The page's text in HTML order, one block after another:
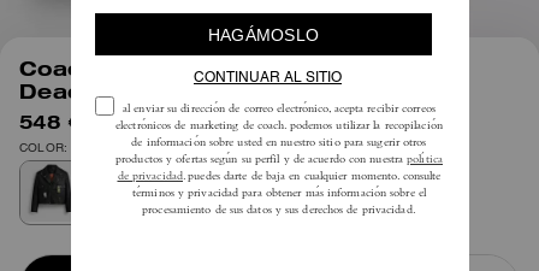
Coach | Cazadora Biker de Piel Brain
Dead
548 € 1095 €
COLOR: Negro